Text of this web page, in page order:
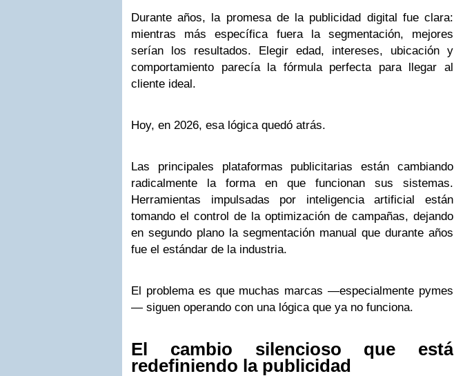
Durante años, la promesa de la publicidad digital fue clara:
mientras más específica fuera la segmentación, mejores
serían los resultados. Elegir edad, intereses, ubicación y
comportamiento parecía la fórmula perfecta para llegar al
cliente ideal.
Hoy, en 2026, esa lógica quedó atrás.
Las principales plataformas publicitarias están cambiando
radicalmente la forma en que funcionan sus sistemas.
Herramientas impulsadas por inteligencia artificial están
tomando el control de la optimización de campañas, dejando
en segundo plano la segmentación manual que durante años
fue el estándar de la industria.
El problema es que muchas marcas —especialmente pymes
— siguen operando con una lógica que ya no funciona.
El cambio silencioso que está
redefiniendo la publicidad